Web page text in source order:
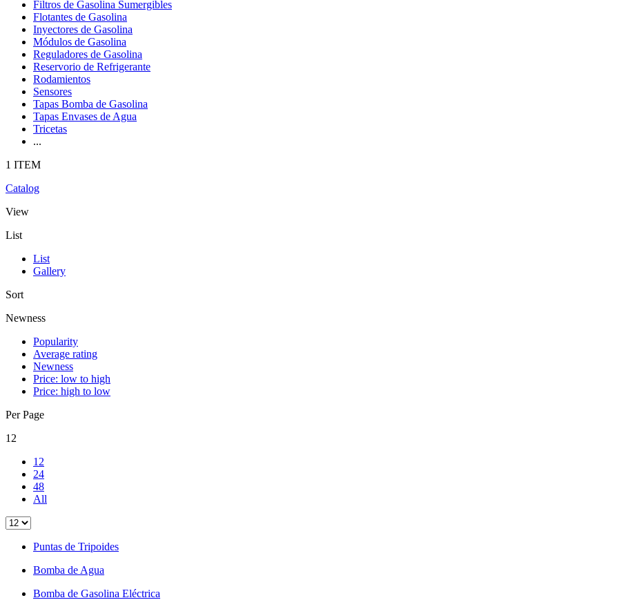
Filtros de Gasolina Sumergibles
Flotantes de Gasolina
Inyectores de Gasolina
Módulos de Gasolina
Reguladores de Gasolina
Reservorio de Refrigerante
Rodamientos
Sensores
Tapas Bomba de Gasolina
Tapas Envases de Agua
Tricetas
...
1 ITEM
Catalog
View
List
List
Gallery
Sort
Newness
Popularity
Average rating
Newness
Price: low to high
Price: high to low
Per Page
12
12
24
48
All
Puntas de Tripoides
Bomba de Agua
Bomba de Gasolina Eléctrica